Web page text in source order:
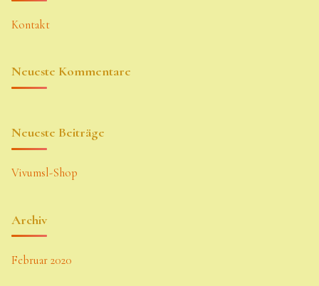
Kontakt
Neueste Kommentare
Neueste Beiträge
Vivumsl-Shop
Archiv
Februar 2020